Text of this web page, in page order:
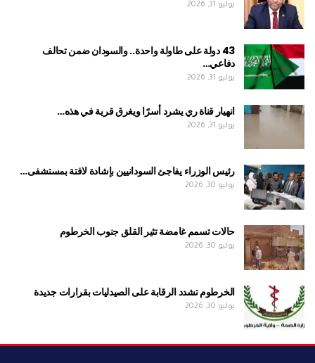
يوليو 31, 2026
43 دولة على طاولة واحدة.. والسودان ضمن تحالف
دفاعي…
يوليو 31, 2026
انهيار قناة ري يشرد أسرًا ويغرق قرية في هذه…
يوليو 31, 2026
رئيس الوزراء يفاجئ السودانيين بإشادة لافتة بمستشفى…
يوليو 30, 2026
حالات تسمم غامضة تثير القلق جنوب الخرطوم
يوليو 30, 2026
الخرطوم تشدد الرقابة على الصيدليات بقرارات جديدة
يوليو 30, 2026